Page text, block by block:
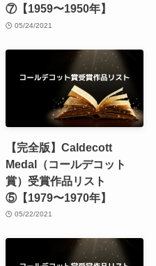
⑦【1959〜1950年】
05/24/2021
【完全版】Caldecott
Medal（コールデコット
賞）受賞作品リスト
⑤【1979〜1970年】
05/22/2021